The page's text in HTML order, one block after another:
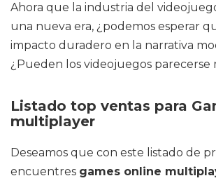
Ahora que la industria del
una nueva era, ¿podemos esperar
impacto duradero en la narrativa
¿Pueden los videojuegos parecerse
Listado top ventas para
multiplayer
Deseamos que con este listado de
encuentres games online